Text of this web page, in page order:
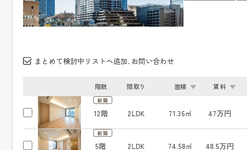
まとめて検討中リストへ追加､お問い合わせ
階数 間取り 面積 賃料
新築
12階 2LDK 71.36㎡ 47万円
新築
5階 2LDK 74.58㎡ 48.5万円